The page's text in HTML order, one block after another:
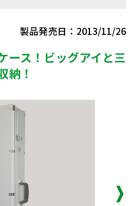
製品発売日：2013/11/26
ース！ビッグアイと三
納！